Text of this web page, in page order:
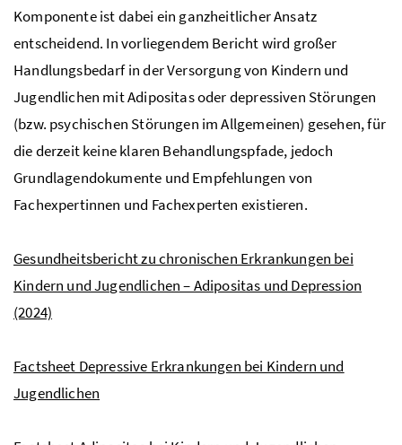
Komponente ist dabei ein ganzheitlicher Ansatz
entscheidend. In vorliegendem Bericht wird großer
Handlungsbedarf in der Versorgung von Kindern und
Jugendlichen mit Adipositas oder depressiven Störungen
(bzw. psychischen Störungen im Allgemeinen) gesehen, für
die derzeit keine klaren Behandlungspfade, jedoch
Grundlagendokumente und Empfehlungen von
Fachexpertinnen und Fachexperten existieren.
Gesundheitsbericht zu chronischen Erkrankungen bei
Kindern und Jugendlichen – Adipositas und Depression
(2024)
Factsheet Depressive Erkrankungen bei Kindern und
Jugendlichen